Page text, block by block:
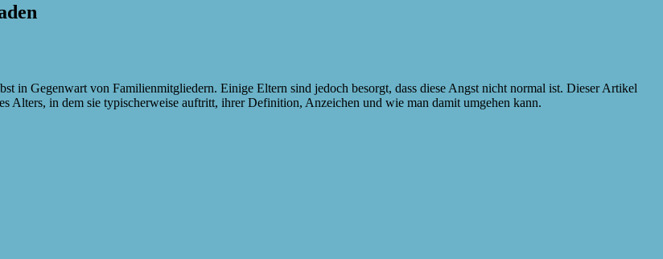
in Gegenwart von Familienmitgliedern. Einige Eltern sind jedoch besorgt, dass diese Angst nicht normal ist. Dieser Artikel
Alters, in dem sie typischerweise auftritt, ihrer Definition, Anzeichen und wie man damit umgehen kann.